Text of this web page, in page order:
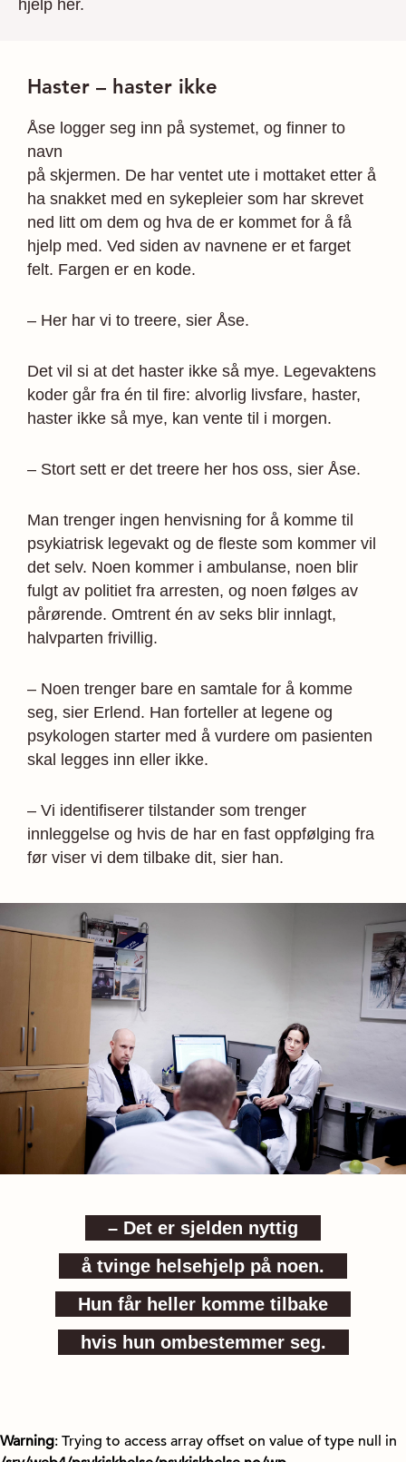
hjelp her.
Haster – haster ikke
Åse logger seg inn på systemet, og finner to
navn
på skjermen. De har ventet ute i mottaket etter å
ha snakket med en sykepleier som har skrevet
ned litt om dem og hva de er kommet for å få
hjelp med. Ved siden av navnene er et farget
felt. Fargen er en kode.
– Her har vi to treere, sier Åse.
Det vil si at det haster ikke så mye. Legevaktens
koder går fra én til fire: alvorlig livsfare, haster,
haster ikke så mye, kan vente til i morgen.
– Stort sett er det treere her hos oss, sier Åse.
Man trenger ingen henvisning for å komme til
psykiatrisk legevakt og de fleste som kommer vil
det selv. Noen kommer i ambulanse, noen blir
fulgt av politiet fra arresten, og noen følges av
pårørende. Omtrent én av seks blir innlagt,
halvparten frivillig.
– Noen trenger bare en samtale for å komme
seg, sier Erlend. Han forteller at legene og
psykologen starter med å vurdere om pasienten
skal legges inn eller ikke.
– Vi identifiserer tilstander som trenger
innleggelse og hvis de har en fast oppfølging fra
før viser vi dem tilbake dit, sier han.
– Det er sjelden nyttig
å tvinge helsehjelp på noen.
Hun får heller komme tilbake
hvis hun ombestemmer seg.
Warning: Trying to access array offset on value of type null in